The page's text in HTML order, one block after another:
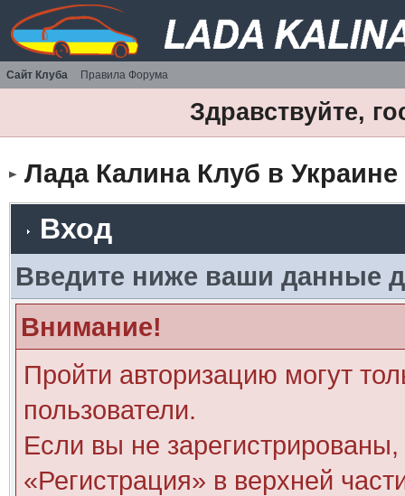
Сайт Клуба Правила Форума
Здравствуйте,
Лада Калина Клуб в Украине
Вход
Введите ниже ваши данные
Внимание!
Пройти авторизацию могут
пользователи.
Если вы не
«Регистрация» в верхней